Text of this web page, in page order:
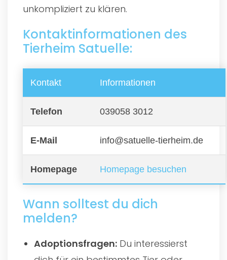
unkompliziert zu klären.
Kontaktinformationen des
Tierheim Satuelle:
Kontakt Informationen
Telefon 039058 3012
E-Mail info@satuelle-tierheim.de
Homepage Homepage besuchen
Wann solltest du dich
melden?
Adoptionsfragen: Du interessierst